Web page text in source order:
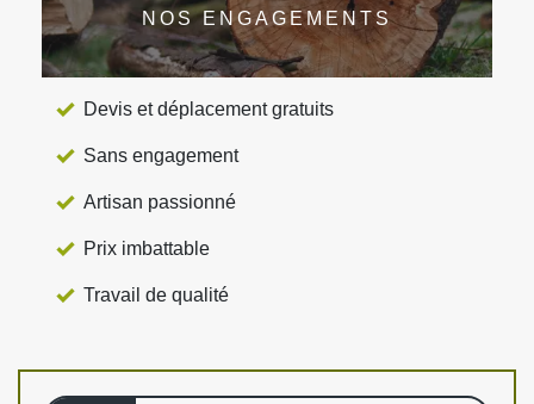
NOS ENGAGEMENTS
Devis et déplacement gratuits
Sans engagement
Artisan passionné
Prix imbattable
Travail de qualité